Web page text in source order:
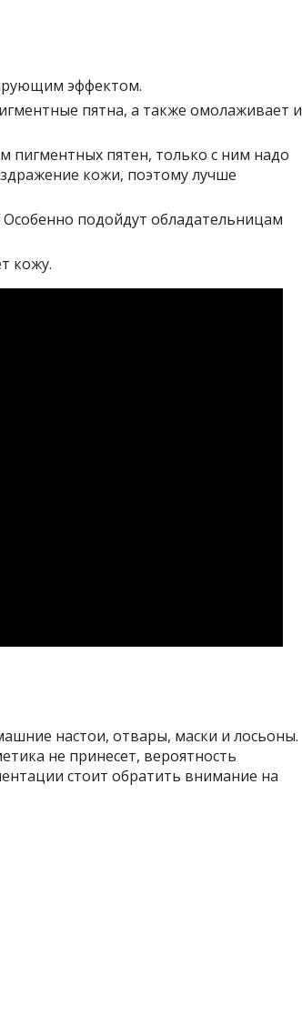
эффектом.
пятна, а также омолаживает и
пятен, только с ним надо
кожи, поэтому лучше
подойдут обладательницам
кожу.
настои, отвары, маски и лосьоны.
не принесет, вероятность
стоит обратить внимание на